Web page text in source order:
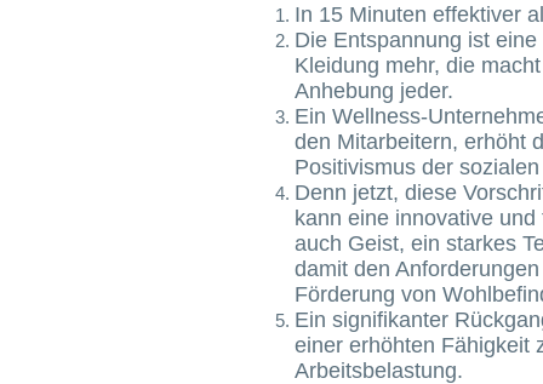
In 15 Minuten effektiver
Die Entspannung ist
Kleidung mehr, die
Anhebung jeder.
Ein Wellness-
den Mitarbeitern, erhöht
Positivismus der
Denn jetzt, diese
kann eine innovative
auch Geist, ein starkes
damit den
Förderung von
Ein signifikanter
einer erhöhten Fähigkeit
Arbeitsbelastung.